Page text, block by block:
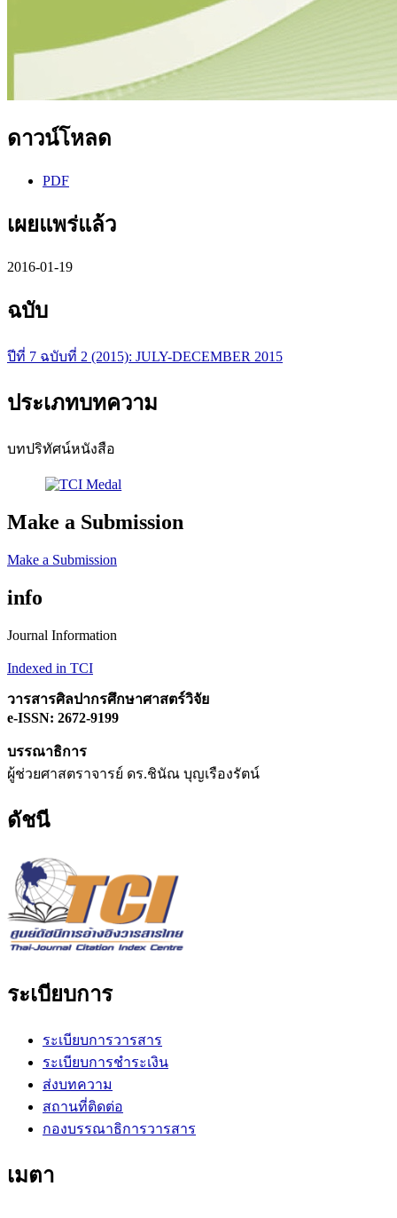
ดาวน์โหลด
PDF
เผยแพร่แล้ว
2016-01-19
ฉบับ
ปีที่ 7 ฉบับที่ 2 (2015): JULY-DECEMBER 2015
ประเภทบทความ
บทปริทัศน์หนังสือ
Make a Submission
Make a Submission
info
Journal Information
Indexed in TCI
วารสารศิลปากรศึกษาศาสตร์วิจัย
e-ISSN: 2672-9199
บรรณาธิการ
ผู้ช่วยศาสตราจารย์ ดร.ชินัณ บุญเรืองรัตน์
ดัชนี
ระเบียบการ
ระเบียบการวารสาร
ระเบียบการชำระเงิน
ส่งบทความ
สถานที่ติดต่อ
กองบรรณาธิการวารสาร
เมตา